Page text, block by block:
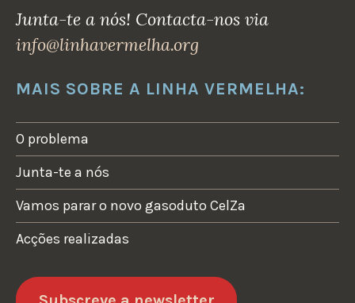
Junta-te a nós! Contacta-nos via
info@linhavermelha.org
MAIS SOBRE A LINHA VERMELHA:
O problema
Junta-te a nós
Vamos parar o novo gasoduto CelZa
Acções realizadas